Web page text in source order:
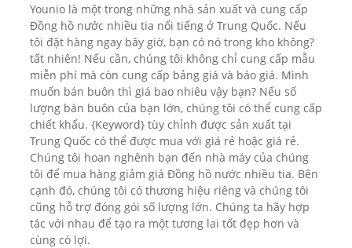
Younio là một trong những nhà sản xuất và cung cấp
Đồng hồ nước nhiều tia nổi tiếng ở Trung Quốc. Nếu
tôi đặt hàng ngay bây giờ, bạn có nó trong kho không?
tất nhiên! Nếu cần, chúng tôi không chỉ cung cấp mẫu
miễn phí mà còn cung cấp bảng giá và báo giá. Mình
muốn bán buôn thì giá bao nhiêu vậy bạn? Nếu số
lượng bán buôn của bạn lớn, chúng tôi có thể cung cấp
chiết khấu. {Keyword} tùy chỉnh được sản xuất tại
Trung Quốc có thể được mua với giá rẻ hoặc giá rẻ.
Chúng tôi hoan nghênh bạn đến nhà máy của chúng
tôi để mua hàng giảm giá Đồng hồ nước nhiều tia. Bên
cạnh đó, chúng tôi có thương hiệu riêng và chúng tôi
cũng hỗ trợ đóng gói số lượng lớn. Chúng ta hãy hợp
tác với nhau để tạo ra một tương lai tốt đẹp hơn và
cùng có lợi.